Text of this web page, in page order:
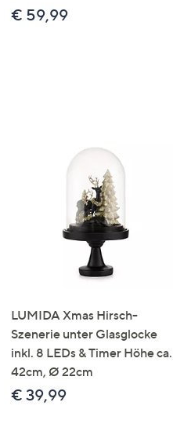
€ 59,99
LUMIDA Xmas Hirsch-
Szenerie unter Glasglocke
inkl. 8 LEDs & Timer Höhe ca.
42cm, Ø 22cm
€ 39,99